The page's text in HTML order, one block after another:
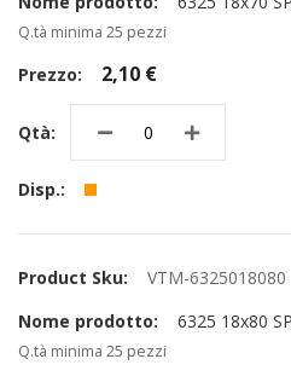
Q.tà minima 25 pezzi
2,10 €
VTM-6325018080
6325 18x80
Q.tà minima 25 pezzi